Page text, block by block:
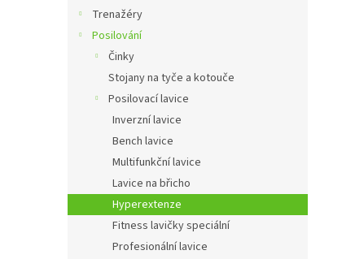
Trenažéry
Posilování
Činky
Stojany na tyče a kotouče
Posilovací lavice
Inverzní lavice
Bench lavice
Multifunkční lavice
Lavice na břicho
Hyperextenze
Fitness lavičky speciální
Profesionální lavice